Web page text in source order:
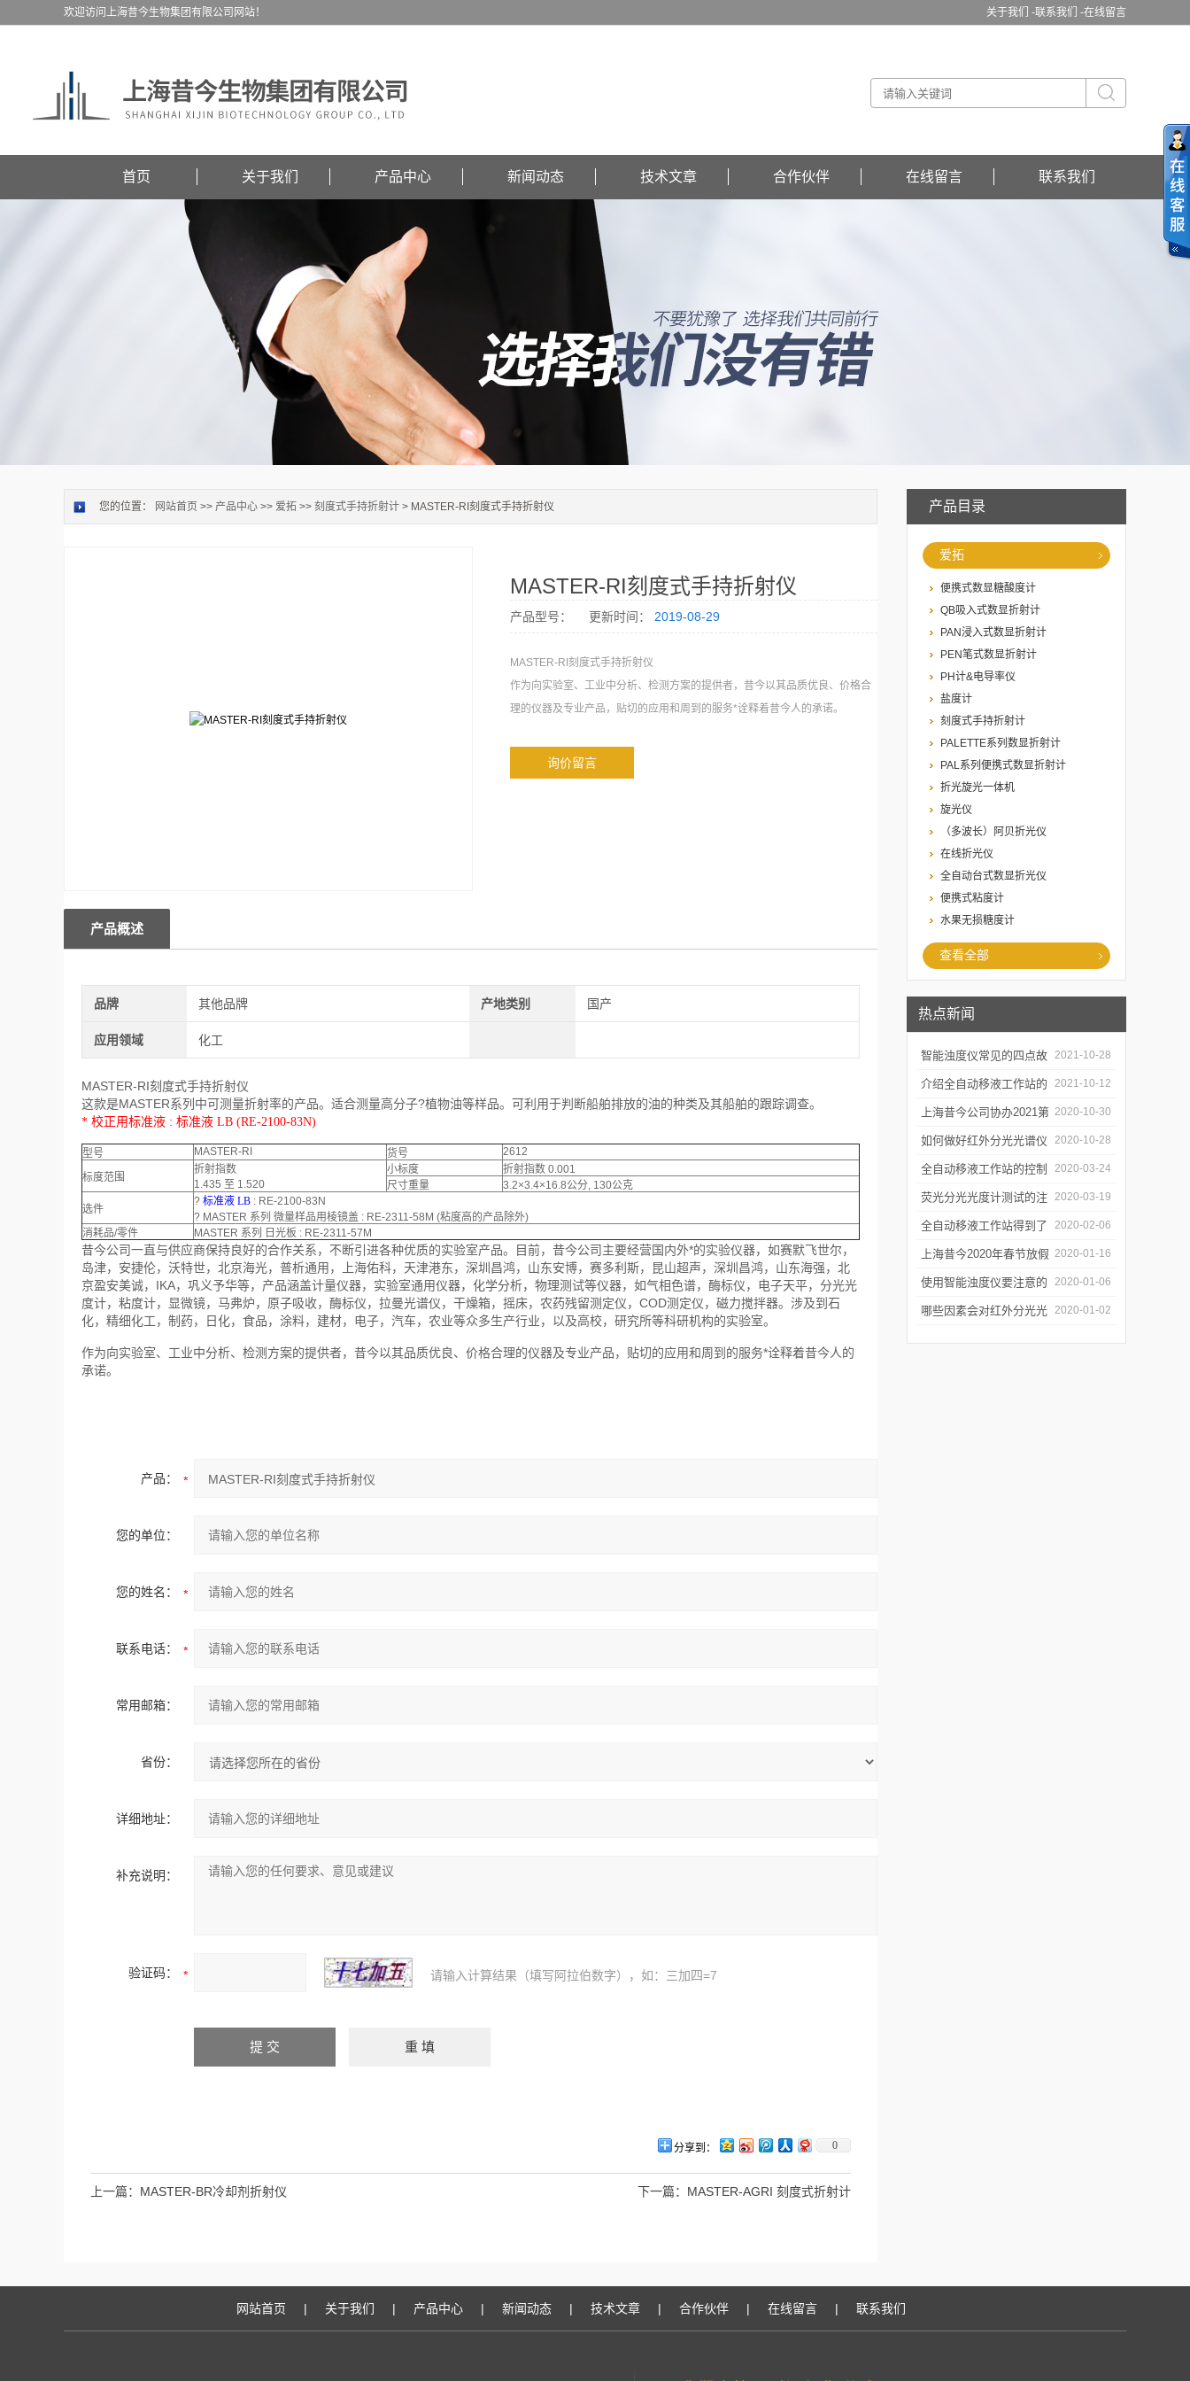
关于我们 -联系我们 -在线留言
欢迎访问上海昔今生物集团有限公司网站！
首页 关于我们 产品中心 新闻动态 技术文章 合作伙伴 在线留言 联系我们
产品目录
爱拓
便携式数显糖酸度计
QB吸入式数显折射计
PAN浸入式数显折射计
PEN笔式数显折射计
PH计&电导率仪
盐度计
刻度式手持折射计
PALETTE系列数显折射计
PAL系列便携式数显折射计
折光旋光一体机
旋光仪
（多波长）阿贝折光仪
在线折光仪
全自动台式数显折光仪
便携式粘度计
水果无损糖度计
查看全部
热点新闻
智能浊度仪常见的四点故
障
2021-10-28
介绍全自动移液工作站的
三种移液方式
2021-10-12
上海昔今公司协办2021第
二届上海沪助科研圈发展
年会
2020-10-30
如何做好红外分光光谱仪
的防潮工作
2020-10-28
全自动移液工作站的控制
软件有哪些特点
2020-03-24
荧光分光光度计测试的注
意事项有哪些
2020-03-19
全自动移液工作站得到了
广泛的应用
2020-02-06
上海昔今2020年春节放假
通知
2020-01-16
使用智能浊度仪要注意的
几个要点
2020-01-06
哪些因素会对红外分光光 2020-01-02
您的位置： 网站首页 >> 产品中心 >> 爱拓 >> 刻度式手持折射计 > MASTER-RI刻度式手持折射仪
MASTER-RI刻度式手持折射仪
产品型号： 更新时间： 2019-08-29
MASTER-RI刻度式手持折射仪
作为向实验室、工业中分析、检测方案的提供者，昔今以其品质优良、价格合
理的仪器及专业产品，贴切的应用和周到的服务*诠释着昔今人的承诺。
询价留言
产品概述
品牌 其他品牌 产地类别 国产
应用领域 化工
MASTER-RI刻度式手持折射仪
这款是MASTER系列中可测量折射率的产品。适合测量高分子?植物油等样品。可利用于判断船舶排放的油的种类及其船舶的跟踪调查。
* 校正用标准液 : 标准液 LB (RE-2100-83N)
型号 MASTER-RI 货号 2612
标度范围
折射指数
1.435 至 1.520
小标度
折射指数 0.001
尺寸重量
3.2×3.4×16.8公分, 130公克
选件
? 标准液 LB : RE-2100-83N
? MASTER 系列 微量样品用棱镜盖 : RE-2311-58M (粘度高的产品除外)
消耗品/零件
MASTER 系列 日光板 : RE-2311-57M
昔今公司一直与供应商保持良好的合作关系，不断引进各种优质的实验室产品。目前，昔今公司主要经营国内外*的实验仪器，如赛默飞世尔，
岛津，安捷伦，沃特世，北京海光，普析通用，上海佑科，天津港东，深圳昌鸿，山东安博，赛多利斯，昆山超声，深圳昌鸿，山东海强，北
京盈安美诚，IKA，巩义予华等，产品涵盖计量仪器，实验室通用仪器，化学分析，物理测试等仪器，如气相色谱，酶标仪，电子天平，分光光
度计，粘度计，显微镜，马弗炉，原子吸收，酶标仪，拉曼光谱仪，干燥箱，摇床，农药残留测定仪，COD测定仪，磁力搅拌器。涉及到石
化，精细化工，制药，日化，食品，涂料，建材，电子，汽车，农业等众多生产行业，以及高校，研究所等科研机构的实验室。
作为向实验室、工业中分析、检测方案的提供者，昔今以其品质优良、价格合理的仪器及专业产品，贴切的应用和周到的服务*诠释着昔今人的
承诺。
产品：
您的单位：
您的姓名：
联系电话：
常用邮箱：
省份：
详细地址：
补充说明：
验证码： 请输入计算结果（填写阿拉伯数字），如：三加四=7
分享到： 0
上一篇： MASTER-BR冷却剂折射仪 下一篇： MASTER-AGRI 刻度式折射计
网站首页 | 关于我们 | 产品中心 | 新闻动态 | 技术文章 | 合作伙伴 | 在线留言 | 联系我们